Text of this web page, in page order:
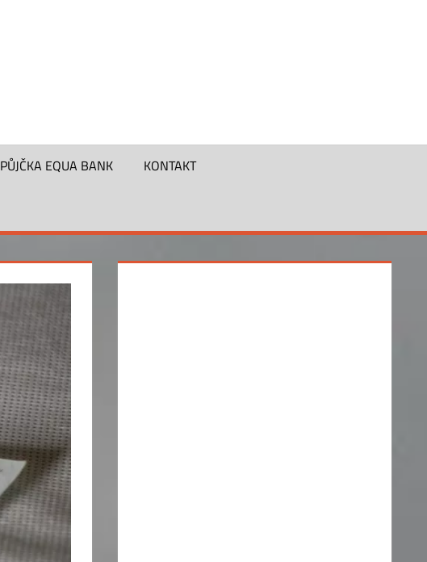
PŮJČKA EQUA BANK KONTAKT